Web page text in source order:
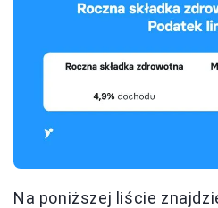
Na poniższej liście